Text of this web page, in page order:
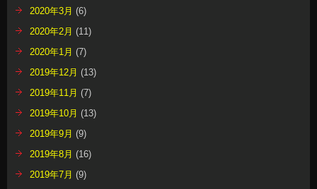
2020年3月 (6)
2020年2月 (11)
2020年1月 (7)
2019年12月 (13)
2019年11月 (7)
2019年10月 (13)
2019年9月 (9)
2019年8月 (16)
2019年7月 (9)